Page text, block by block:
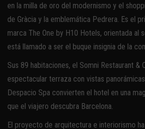
en la milla de oro del modernismo y el
de Gràcia y la emblemática Pedrera. Es el
marca The One by H10 Hotels, orientada al
está llamado a ser el buque insignia de la
Sus 89 habitaciones, el Somni Restaurant &
espectacular terraza con vistas
Despacio Spa convierten el hotel en una
que el viajero descubra Barcelona.
El proyecto de arquitectura e interiorismo